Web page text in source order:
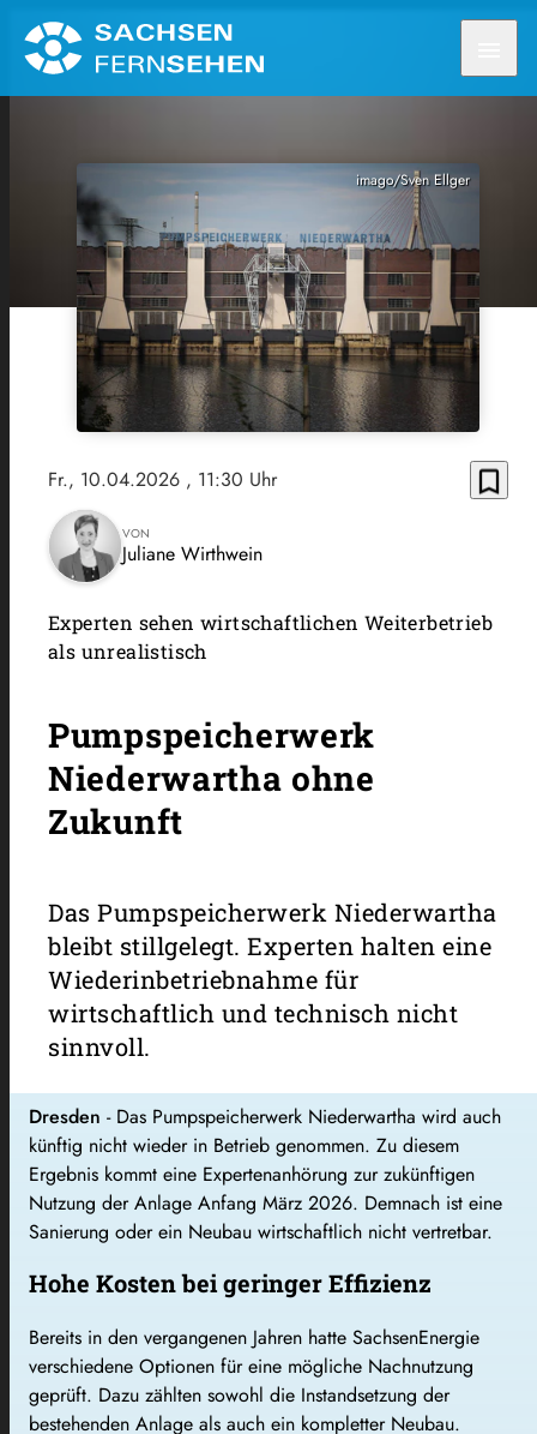
imago/Sven Ellger
Fr., 10.04.2026 , 11:30 Uhr bookmark_border
VON
Juliane Wirthwein
Experten sehen wirtschaftlichen Weiterbetrieb
als unrealistisch
Pumpspeicherwerk
Niederwartha ohne
Zukunft
Das Pumpspeicherwerk Niederwartha
bleibt stillgelegt. Experten halten eine
Wiederinbetriebnahme für
wirtschaftlich und technisch nicht
sinnvoll.
Dresden - Das Pumpspeicherwerk Niederwartha wird auch
künftig nicht wieder in Betrieb genommen. Zu diesem
Ergebnis kommt eine Expertenanhörung zur zukünftigen
Nutzung der Anlage Anfang März 2026. Demnach ist eine
Sanierung oder ein Neubau wirtschaftlich nicht vertretbar.
Hohe Kosten bei geringer Effizienz
Bereits in den vergangenen Jahren hatte SachsenEnergie
verschiedene Optionen für eine mögliche Nachnutzung
geprüft. Dazu zählten sowohl die Instandsetzung der
bestehenden Anlage als auch ein kompletter Neubau.